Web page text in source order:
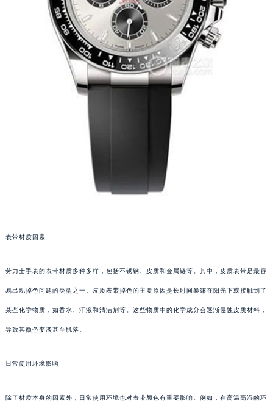
表带材质因素
劳力士手表的表带材质多种多样，包括不锈钢、皮质和金属链等。其中，皮质表带是最容
易出现掉色问题的类型之一。皮质表带掉色的主要原因是长时间暴露在阳光下或接触到了
某些化学物质，如香水、汗液和清洁剂等。这些物质中的化学成分会逐渐侵蚀皮质材料，
导致其颜色变淡甚至脱落。
日常使用环境影响
除了材质本身的因素外，日常使用环境也对表带颜色有重要影响。例如，在高温高湿的环